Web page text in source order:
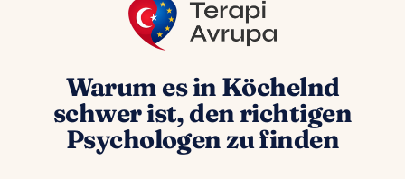
Warum es in Köchelnd
schwer ist, den richtigen
Psychologen zu finden